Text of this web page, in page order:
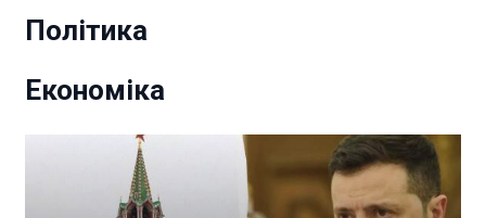
Політика
Економіка